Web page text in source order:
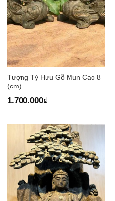
Tượng Tỳ Hưu Gỗ Mun Cao 8
(cm)
1.700.000₫